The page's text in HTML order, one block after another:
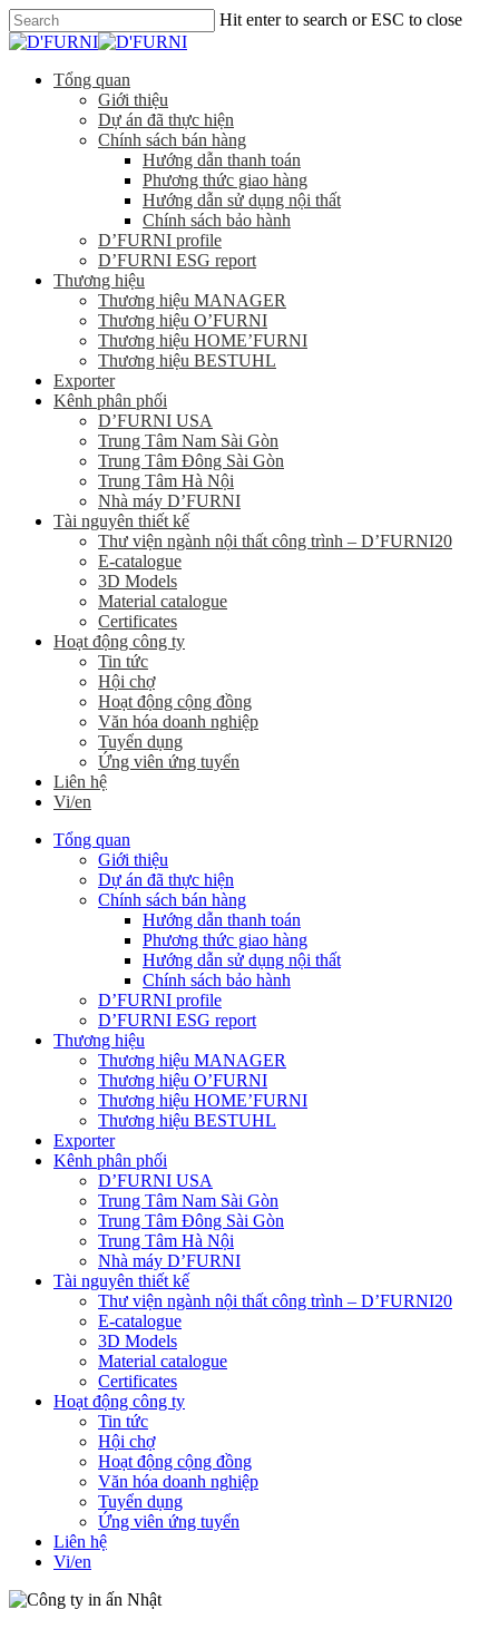
Hit enter to search or ESC to close
Tổng quan
Giới thiệu
Dự án đã thực hiện
Chính sách bán hàng
Hướng dẫn thanh toán
Phương thức giao hàng
Hướng dẫn sử dụng nội thất
Chính sách bảo hành
D’FURNI profile
D’FURNI ESG report
Thương hiệu
Thương hiệu MANAGER
Thương hiệu O’FURNI
Thương hiệu HOME’FURNI
Thương hiệu BESTUHL
Exporter
Kênh phân phối
D’FURNI USA
Trung Tâm Nam Sài Gòn
Trung Tâm Đông Sài Gòn
Trung Tâm Hà Nội
Nhà máy D’FURNI
Tài nguyên thiết kế
Thư viện ngành nội thất công trình – D’FURNI20
E-catalogue
3D Models
Material catalogue
Certificates
Hoạt động công ty
Tin tức
Hội chợ
Hoạt động cộng đồng
Văn hóa doanh nghiệp
Tuyển dụng
Ứng viên ứng tuyển
Liên hệ
Vi/en
Tổng quan
Giới thiệu
Dự án đã thực hiện
Chính sách bán hàng
Hướng dẫn thanh toán
Phương thức giao hàng
Hướng dẫn sử dụng nội thất
Chính sách bảo hành
D’FURNI profile
D’FURNI ESG report
Thương hiệu
Thương hiệu MANAGER
Thương hiệu O’FURNI
Thương hiệu HOME’FURNI
Thương hiệu BESTUHL
Exporter
Kênh phân phối
D’FURNI USA
Trung Tâm Nam Sài Gòn
Trung Tâm Đông Sài Gòn
Trung Tâm Hà Nội
Nhà máy D’FURNI
Tài nguyên thiết kế
Thư viện ngành nội thất công trình – D’FURNI20
E-catalogue
3D Models
Material catalogue
Certificates
Hoạt động công ty
Tin tức
Hội chợ
Hoạt động cộng đồng
Văn hóa doanh nghiệp
Tuyển dụng
Ứng viên ứng tuyển
Liên hệ
Vi/en